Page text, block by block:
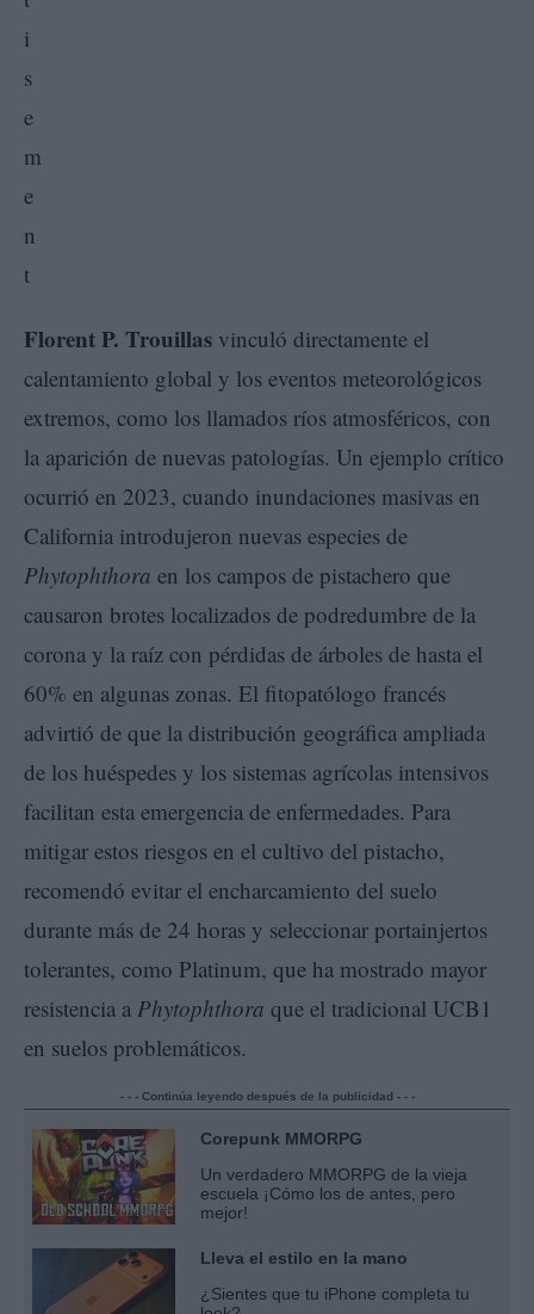
Florent P. Trouillas vinculó directamente el
calentamiento global y los eventos meteorológicos
extremos, como los llamados ríos atmosféricos, con
la aparición de nuevas patologías. Un ejemplo crítico
ocurrió en 2023, cuando inundaciones masivas en
California introdujeron nuevas especies de
Phytophthora en los campos de pistachero que
causaron brotes localizados de podredumbre de la
corona y la raíz con pérdidas de árboles de hasta el
60% en algunas zonas. El fitopatólogo francés
advirtió de que la distribución geográfica ampliada
de los huéspedes y los sistemas agrícolas intensivos
facilitan esta emergencia de enfermedades. Para
mitigar estos riesgos en el cultivo del pistacho,
recomendó evitar el encharcamiento del suelo
durante más de 24 horas y seleccionar portainjertos
tolerantes, como Platinum, que ha mostrado mayor
resistencia a Phytophthora que el tradicional UCB1
en suelos problemáticos.
- - - Continúa leyendo después de la publicidad - - -
Corepunk MMORPG
Un verdadero MMORPG de la vieja
escuela ¡Cómo los de antes, pero
mejor!
Lleva el estilo en la mano
¿Sientes que tu iPhone completa tu